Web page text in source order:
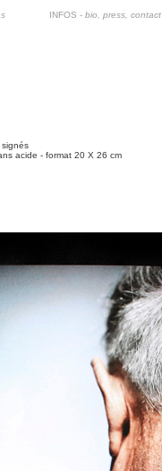
INFOS - bio, press, contact
signés
acide - format 20 X 26 cm